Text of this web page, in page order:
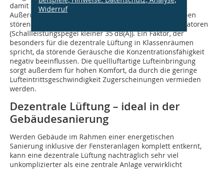
damit die Geräuschemissionen minimiert werden.
Außerdem dämpft eine effiziente Schalldämmung neben
störenden Außen- auch die Eigengeräusche der Ventilatoren
(Schallleistungspegel kleiner 35 dB(A)). Ein Faktor, der
besonders für die dezentrale Lüftung in Klassenräumen
spricht, da störende Geräusche die Konzentrations­fähigkeit
negativ beeinflussen. Die quellluftartige Lufteinbringung
sorgt außerdem für hohen Komfort, da durch die geringe
Lufteintrittsgeschwindigkeit Zugerscheinungen vermieden
werden.
Dezentrale Lüftung – ideal in der
Gebäudesanierung
Werden Gebäude im Rahmen einer energetischen
Sanierung inklusive der Fensteranlagen komplett entkernt,
kann eine dezentrale Lüftung nachträglich sehr viel
unkomplizierter als eine zentrale Anlage verwirklicht
Widerruf